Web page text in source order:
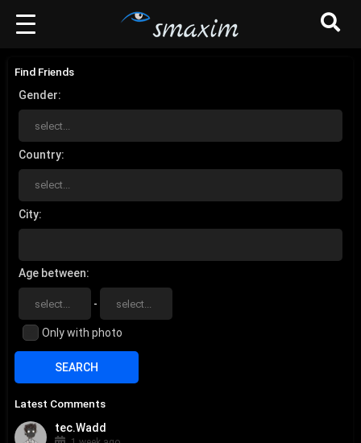
Find Friends
Gender
Country
City
Age between
-
Only with photo
Latest Comments
tec.Wadd